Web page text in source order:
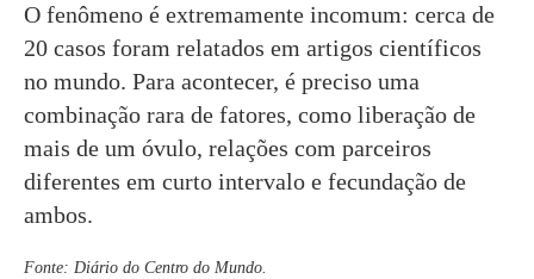
O fenômeno é extremamente incomum: cerca de
20 casos foram relatados em artigos científicos
no mundo. Para acontecer, é preciso uma
combinação rara de fatores, como liberação de
mais de um óvulo, relações com parceiros
diferentes em curto intervalo e fecundação de
ambos.
Fonte: Diário do Centro do Mundo.